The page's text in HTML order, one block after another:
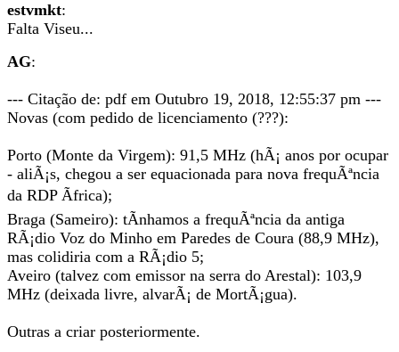
estvmkt:
Falta Viseu...
AG:
--- Citação de: pdf em Outubro 19, 2018, 12:55:37 pm ---
Novas (com pedido de licenciamento (???):
Porto (Monte da Virgem): 91,5 MHz (hÃ¡ anos por ocupar
- aliÃ¡s, chegou a ser equacionada para nova frequÃªncia
da RDP Ãfrica);
Braga (Sameiro): tÃ­nhamos a frequÃªncia da antiga
RÃ¡dio Voz do Minho em Paredes de Coura (88,9 MHz),
mas colidiria com a RÃ¡dio 5;
Aveiro (talvez com emissor na serra do Arestal): 103,9
MHz (deixada livre, alvarÃ¡ de MortÃ¡gua).
Outras a criar posteriormente.